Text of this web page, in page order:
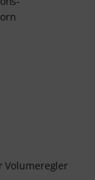
Volumeregler